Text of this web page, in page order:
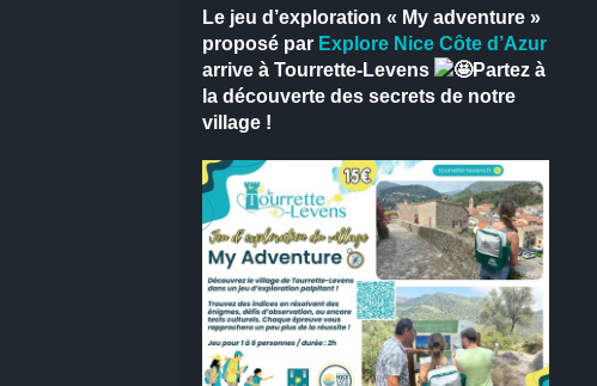
Le jeu d’exploration « My adventure »
proposé par Explore Nice Côte d’Azur
arrive à Tourrette-Levens
Partez à
la découverte des secrets de notre
village !